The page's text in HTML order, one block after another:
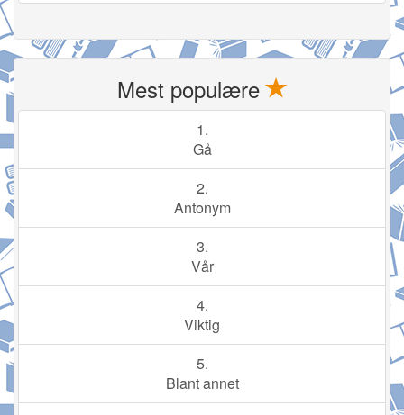
Mest populære
1.
Gå
2.
Antonym
3.
Vår
4.
Viktig
5.
Blant annet